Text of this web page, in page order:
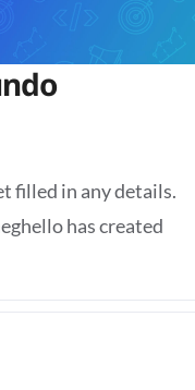
filled in any details.
has created